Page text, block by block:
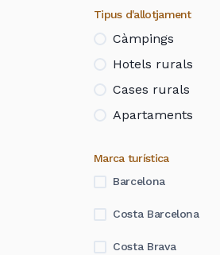
Tipus d'allotjament
Càmpings
Hotels rurals
Cases rurals
Apartaments
Marca turística
Barcelona
Costa Barcelona
Costa Brava